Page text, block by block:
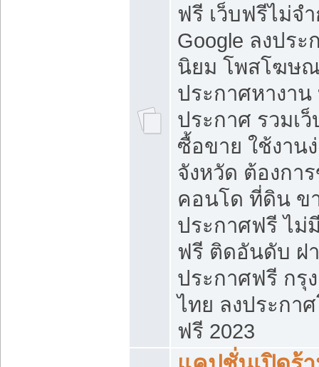
ฟรี เว็บฟรีไม่จ
Google ลงปร
นิยม โพสโฆษ
ประกาศหางาน
ประกาศ รวมเ
ซื้อขาย ใช้งาน
จังหวัด ต้องกา
คอนโด ที่ดิน ข
ประกาศฟรี ไม่
ฟรี ติดอันดับ ฝ
ประกาศฟรี กรุ
ไทย ลงประกา
ฟรี 2023